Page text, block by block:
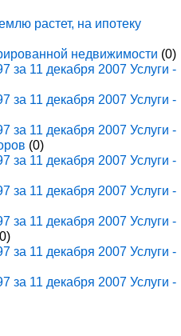
растет, на ипотеку
недвижимости (0)
11 декабря 2007 Услуги -
11 декабря 2007 Услуги -
11 декабря 2007 Услуги -
(0)
11 декабря 2007 Услуги -
11 декабря 2007 Услуги -
11 декабря 2007 Услуги -
11 декабря 2007 Услуги -
11 декабря 2007 Услуги -